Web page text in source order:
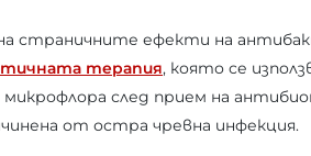
страничните ефекти на
терапия, която се
след прием на
от остра чревна инфекция.